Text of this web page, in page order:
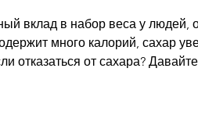
вклад в набор веса у людей,
много калорий, сахар
отказаться от сахара?